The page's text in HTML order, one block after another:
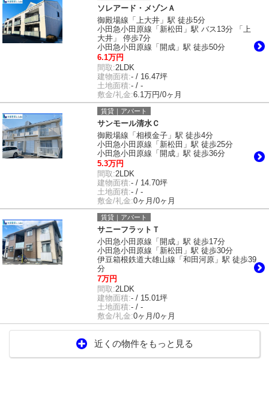
ソレアード・メゾンＡ
御殿場線「上大井」駅 徒歩5分
小田急小田原線「新松田」駅 バス13分 「上
大井」 停歩7分
小田急小田原線「開成」駅 徒歩50分
6.1万円
間取:2LDK
建物面積:- / 16.47坪
土地面積:- / -
敷金/礼金:6.1万円/0ヶ月
賃貸｜アパート
サンモール清水Ｃ
御殿場線「相模金子」駅 徒歩4分
小田急小田原線「新松田」駅 徒歩25分
小田急小田原線「開成」駅 徒歩36分
5.3万円
間取:2LDK
建物面積:- / 14.70坪
土地面積:- / -
敷金/礼金:0ヶ月/0ヶ月
賃貸｜アパート
サニーフラットＴ
小田急小田原線「開成」駅 徒歩17分
小田急小田原線「新松田」駅 徒歩30分
伊豆箱根鉄道大雄山線「和田河原」駅 徒歩39
分
7万円
間取:2LDK
建物面積:- / 15.01坪
土地面積:- / -
敷金/礼金:0ヶ月/0ヶ月
近くの物件をもっと見る